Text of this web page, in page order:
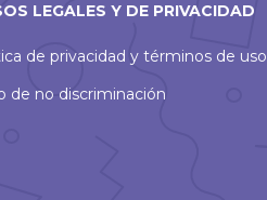
LEGALES Y DE PRIVACIDAD
de privacidad y términos de uso
de no discriminación